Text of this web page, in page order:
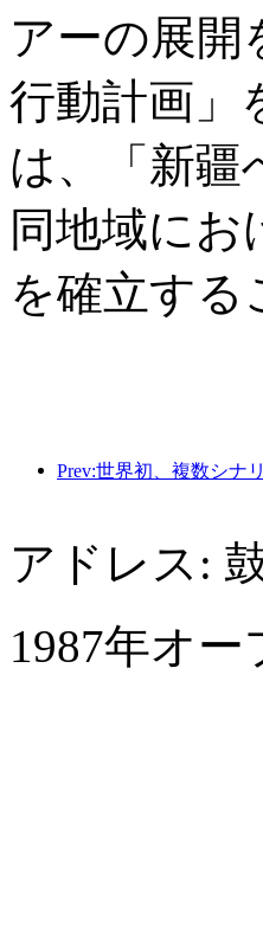
アーの展開
行動計画」
は、「新疆
同地域に
を確立する
アドレス:
1987年オー